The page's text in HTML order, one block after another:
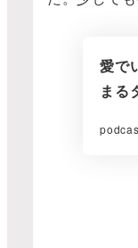
愛で
まる